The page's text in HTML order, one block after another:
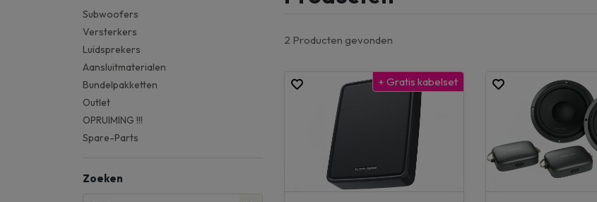
2 Producten gevonden
+ Gratis kabelset
Subwoofers
Versterkers
Luidsprekers
Aansluitmaterialen
Bundelpakketten
Outlet
OPRUIMING !!!
Spare-Parts
Zoeken